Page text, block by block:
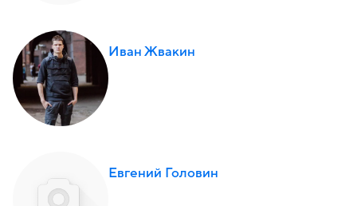
Иван Жвакин
Евгений Головин